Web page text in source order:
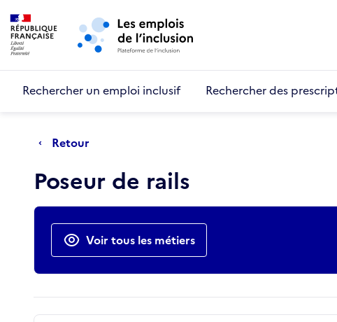
Aller au menu principal
Rechercher un emploi inclusif Rechercher des
Retour
Poseur de rails
Actions rapides
Voir tous les métiers